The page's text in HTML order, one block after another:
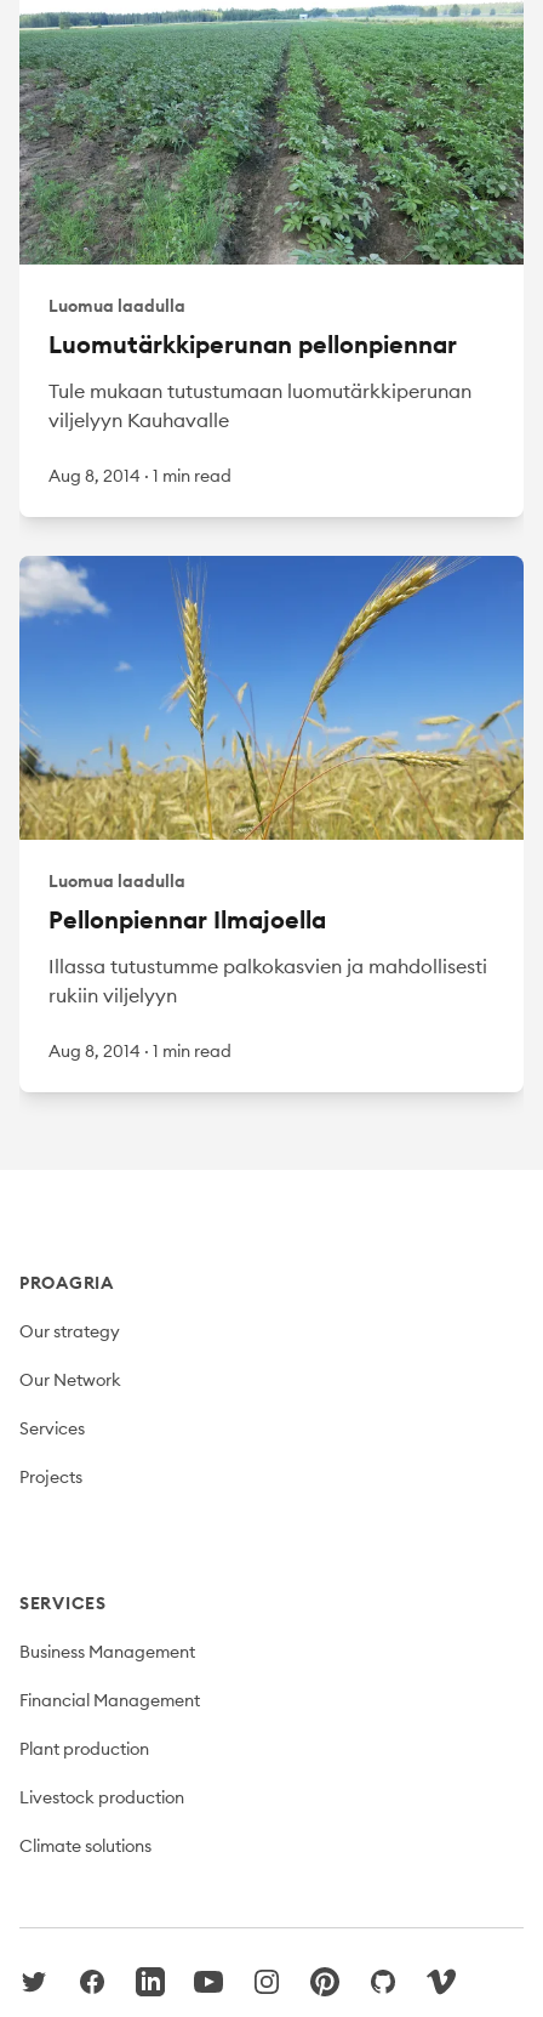
Luomua laadulla
Luomutärkkiperunan pellonpiennar
Tule mukaan tutustumaan luomutärkkiperunan
viljelyyn Kauhavalle
Aug 8, 2014 · 1 min read
Luomua laadulla
Pellonpiennar Ilmajoella
Illassa tutustumme palkokasvien ja mahdollisesti
rukiin viljelyyn
Aug 8, 2014 · 1 min read
PROAGRIA
Our strategy
Our Network
Services
Projects
SERVICES
Business Management
Financial Management
Plant production
Livestock production
Climate solutions
Twitter FacebookLinkedInYouTubeInstagramPinterestGitHubVimeo